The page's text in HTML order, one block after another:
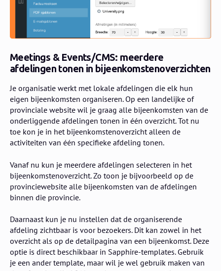
Meetings & Events/CMS: meerdere
afdelingen tonen in bijeenkomstenoverzichten
Je organisatie werkt met lokale afdelingen die elk hun
eigen bijeenkomsten organiseren. Op een landelijke of
provinciale website wil je graag alle bijeenkomsten van de
onderliggende afdelingen tonen in één overzicht. Tot nu
toe kon je in het bijeenkomstenoverzicht alleen de
activiteiten van één specifieke afdeling tonen.
Vanaf nu kun je meerdere afdelingen selecteren in het
bijeenkomstenoverzicht. Zo toon je bijvoorbeeld op de
provinciewebsite alle bijeenkomsten van de afdelingen
binnen die provincie.
Daarnaast kun je nu instellen dat de organiserende
afdeling zichtbaar is voor bezoekers. Dit kan zowel in het
overzicht als op de detailpagina van een bijeenkomst. Deze
optie is direct beschikbaar in Sapphire-templates. Gebruik
je een ander template, maar wil je wel gebruik maken van